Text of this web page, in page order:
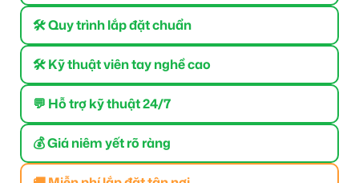
🛠 Quy trình lắp đặt chuẩn
🛠 Kỹ thuật viên tay nghề cao
💬 Hỗ trợ kỹ thuật 24/7
💰 Giá niêm yết rõ ràng